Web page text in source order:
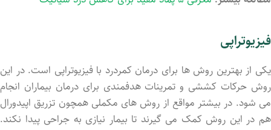
فیزیوتراپی
یکی از بهترین روش ها برای درمان کمردرد با فیزیوتراپی است. در این
روش حرکات کششی و تمرینات هدفمندی برای درمان بیماران انجام
می شود. در بیشتر مواقع از روش های مکملی همچون تزریق اپیدورال
هم در این روش کمک می گیرند تا بیمار نیازی به جراحی پیدا نکند.